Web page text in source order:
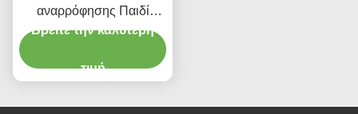
ιατρική προμήθεια
τιμή